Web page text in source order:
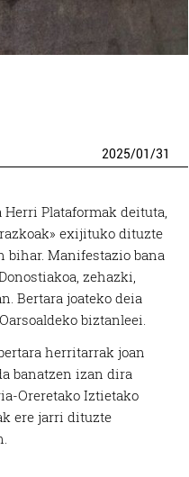
2025/01/31
Plataformak deituta,
exijituko dituzte
bihar. Manifestazio bana
zehazki,
Bertara joateko deia
biztanleei.
herritarrak joan
banatzen izan dira
Oreretako Iztietako
ere jarri dituzte